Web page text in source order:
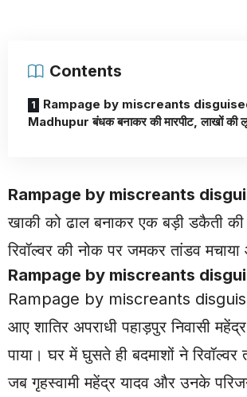
Contents
Rampage by miscreants
Madhupur बंधक बनाकर की मारपीट, लाखों की
Rampage by miscreants
खाकी को ढाल बनाकर एक बड़ी डकैती
रिवॉल्वर की नोक पर जमकर तांडव
Rampage by miscreants
Rampage by miscreants
आए शातिर अपराधी पहाड़पुर निवासी
पाया। घर में घुसते ही बदमाशों ने
जब गृहस्वामी महेंद्र यादव और उनके